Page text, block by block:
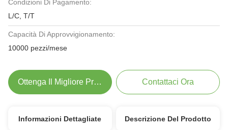
Condizioni Di Pagamento:
L/C, T/T
Capacità Di Approvvigionamento:
10000 pezzi/mese
Ottenga Il Migliore Prezzo Contattaci Ora
Informazioni Dettagliate Descrizione Del Prodotto